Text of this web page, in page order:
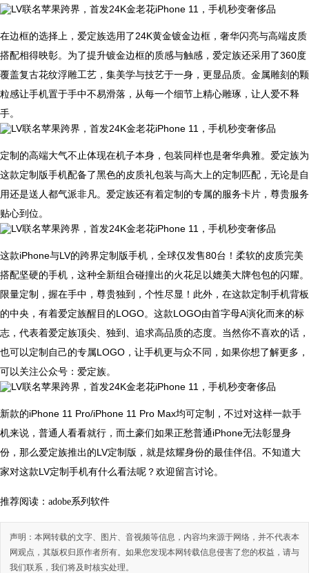
在边框的选择上，爱定族选用了24K黄金镀金边框，奢华闪亮与高端皮质
搭配相得映彰。为了提升镀金边框的质感与触感，爱定族还采用了360度
覆盖复古花纹浮雕工艺，集美学与技艺于一身，更显品质。金属雕刻的颗
粒感让手机置于手中不易滑落，从每一个细节上精心雕琢，让人爱不释
手。
定制的高端大气不止体现在机子本身，包装同样也是奢华典雅。爱定族为
这款定制版手机配备了黑色的皮质礼包装与高大上的定制匹配，无论是自
用还是送人都气派非凡。爱定族还有着定制的专属的服务卡片，尊贵服务
贴心到位。
这款iPhone与LV的跨界定制版手机，全球仅发售80台！柔软的皮质完美
搭配坚硬的手机，这种全新组合碰撞出的火花足以媲美大牌包包的闪耀。
限量定制，握在手中，尊贵独到，个性尽显！此外，在这款定制手机背板
的中央，有着爱定族醒目的LOGO。这款LOGO由首字母A演化而来的标
志，代表着爱定族顶尖、独到、追求高品质的态度。当然你不喜欢的话，
也可以定制自己的专属LOGO，让手机更与众不同，如果你想了解更多，
可以关注公众号：爱定族。
新款的iPhone 11 Pro/iPhone 11 Pro Max均可定制，不过对这样一款手
机来说，普通人看看就行，而土豪们如果正愁普通iPhone无法彰显身
份，那么爱定族推出的LV定制版，就是炫耀身份的最佳伴侣。不知道大
家对这款LV定制手机有什么看法呢？欢迎留言讨论。
推荐阅读： adobe系列软件
声明：本网转载的文字、图片、音视频等信息，内容均来源于网络，并不代表本
网观点，其版权归原作者所有。如果您发现本网转载信息侵害了您的权益，请与
我们联系，我们将及时核实处理。